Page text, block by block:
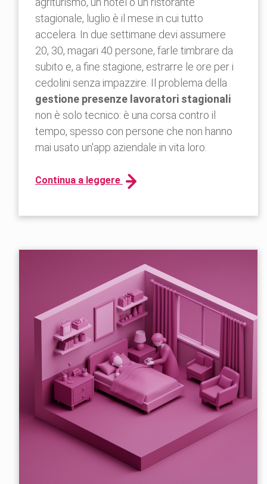
stagionale, luglio è il mese in cui tutto
accelera. In due settimane devi assumere
20, 30, magari 40 persone, farle timbrare da
subito e, a fine stagione, estrarre le ore per i
cedolini senza impazzire. Il problema della
gestione presenze lavoratori stagionali
non è solo tecnico: è una corsa contro il
tempo, spesso con persone che non hanno
mai usato un'app aziendale in vita loro.
Continua a leggere